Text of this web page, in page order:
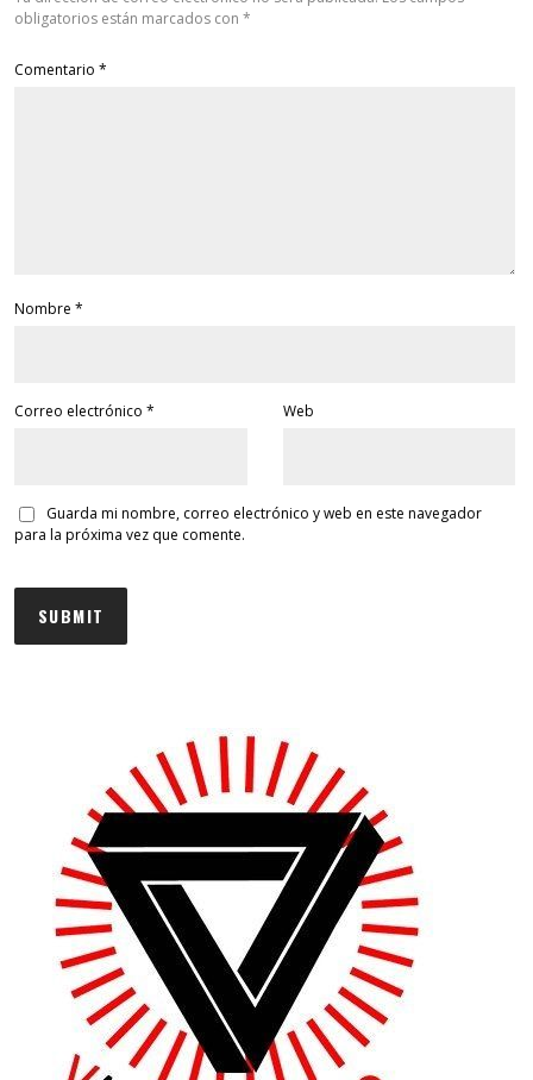
obligatorios están marcados con *
Comentario *
Nombre *
Correo electrónico * Web
Guarda mi nombre, correo electrónico y web en este navegador
para la próxima vez que comente.